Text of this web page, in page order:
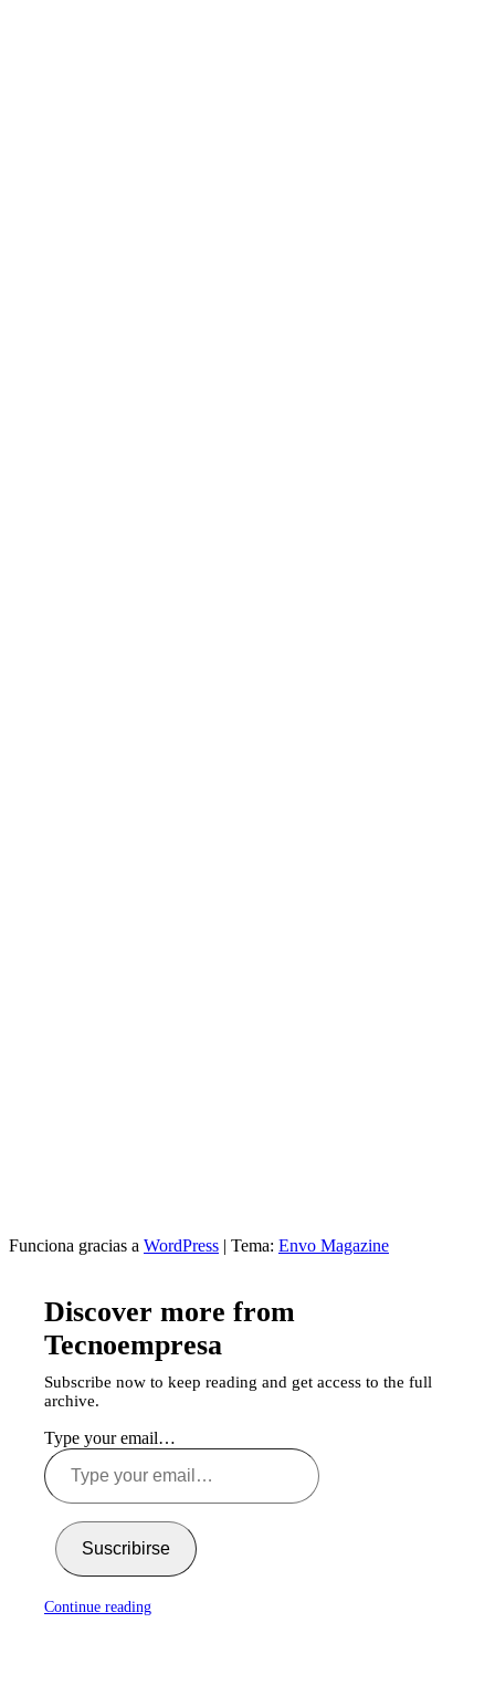
Funciona gracias a WordPress | Tema: Envo Magazine
Discover more from
Tecnoempresa
Subscribe now to keep reading and get access to the full
archive.
Type your email…
Suscribirse
Continue reading